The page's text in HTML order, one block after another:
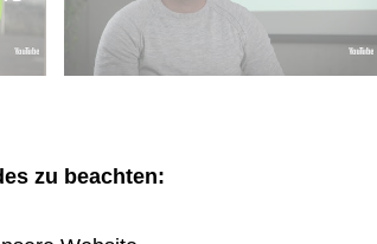
zu beachten: